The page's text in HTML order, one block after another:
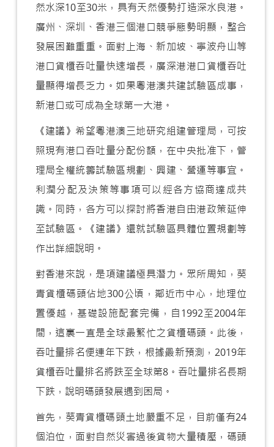
然水深10至30米，具有天然優勢打造深水良港。
廣州、深圳、香港三個港口競爭態勢明顯，整合
發展困難重重。面對上海、新加坡、寧波舟山等
港口貨櫃吞吐量快速增長，廣深港港口貨櫃吞吐
量顯得增長乏力。如果粵港澳共建試驗區成事，
新港口或可成為全球第一大港。
《建議》希望粵港澳三地研究組建管理局，可按
照現有港口吞吐量分配份額，在中央批准下，管
理局全權統籌試驗區規劃、興建、營運等事宜。
利潤分配及決策等事項可以經各方協商達成共
識。同時，各方可以探討將香港自由港政策延伸
至試驗區。《建議》還就試驗區具體位置規劃等
作出詳細說明。
對香港來說，是項建議極具潛力。眾所周知，葵
青貨櫃碼頭佔地300公頃，鄰近市中心，地理位
置優越，基礎設施配套完備，自1992至2004年
間，這裏一直是全球最繁忙之貨櫃碼頭。此後，
吞吐量排名便連年下跌，根據最新預測，2019年
貨櫃吞吐量排名將跌至全球第8。吞吐量排名長期
下跌，說明碼頭發展遇到困局。
首先，葵青貨櫃碼頭土地嚴重不足，目前僅有24
個泊位，面對自然災害過後貨物大量積壓，碼頭